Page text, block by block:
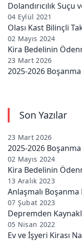
Dolandırıcılık Suçu
04 Eylül 2021
Olası Kast Bilinçli
02 Mayıs 2024
Kira Bedelinin
23 Mart 2026
2025-2026
Son Yazılar
23 Mart 2026
2025-2026
02 Mayıs 2024
Kira Bedelinin
13 Aralık 2023
Anlaşmalı
07 Şubat 2023
Depremden
05 Nisan 2022
Ev ve İşyeri Kirası